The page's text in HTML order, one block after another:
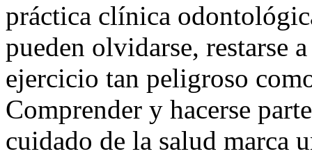
práctica clínica
pueden olvidarse, restarse
ejercicio tan peligroso
Comprender y hacerse
cuidado de la salud marca